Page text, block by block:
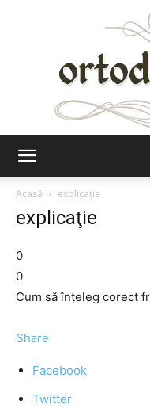
Acasă
explicaţie
explicaţie
0
0
Cum să înţeleg corect
Share
Facebook
Twitter